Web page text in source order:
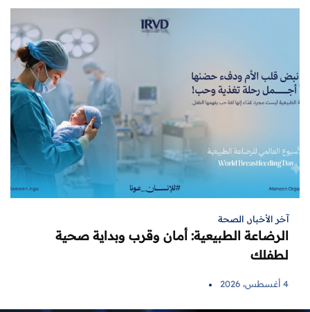
آخر الأخبار, الصحة
الرضاعة الطبيعية: أمان وقرب وبداية صحية
لطفلك
4 أغسطس، 2026